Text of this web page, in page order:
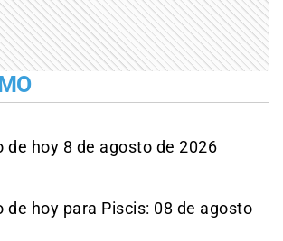
de hoy 8 de agosto de 2026
de hoy para Piscis: 08 de agosto